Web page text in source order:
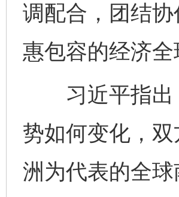
调配合，团结
惠包容的经济
习近平指出
势如何变化，
洲为代表的全